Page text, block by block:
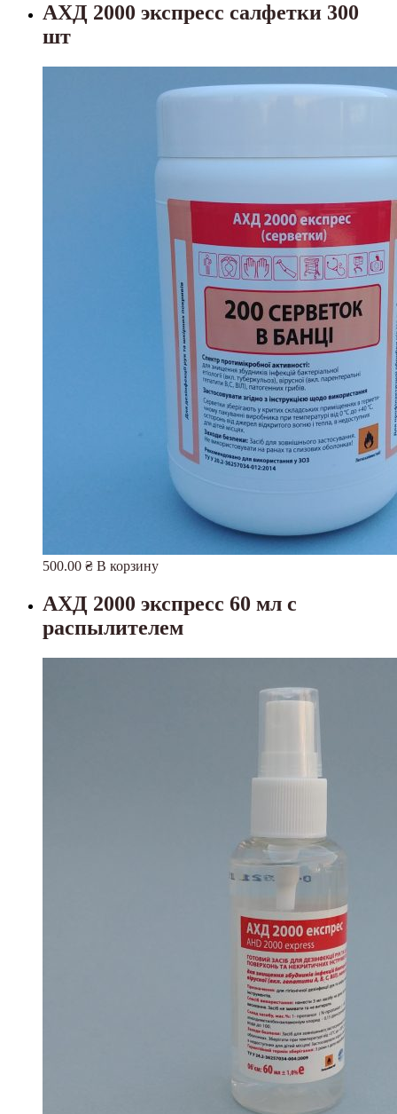
АХД 2000 экспресс салфетки 300
шт
500.00 ₴ В корзину
АХД 2000 экспресс 60 мл с
распылителем